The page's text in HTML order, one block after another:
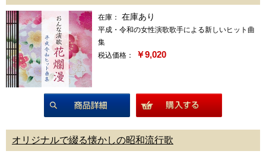
在庫： 在庫あり
平成・令和の女性演歌歌手による新しいヒット曲
集
税込価格：
￥9,020
オリジナルで綴る懐かしの昭和流行歌